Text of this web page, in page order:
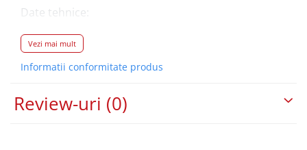
Date tehnice:
Greutate bruta: 124 g
Vezi mai mult
Informatii conformitate produs
Review-uri (0)